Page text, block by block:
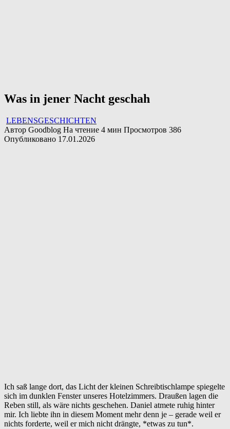
Was in jener Nacht geschah
LEBENSGESCHICHTEN
Автор Goodblog На чтение 4 мин Просмотров 386
Опубликовано 17.01.2026
Ich saß lange dort, das Licht der kleinen Schreibtischlampe spiegelte
sich im dunklen Fenster unseres Hotelzimmers. Draußen lagen die
Reben still, als wäre nichts geschehen. Daniel atmete ruhig hinter
mir. Ich liebte ihn in diesem Moment mehr denn je – gerade weil er
nichts forderte, weil er mich nicht drängte, *etwas zu tun*.